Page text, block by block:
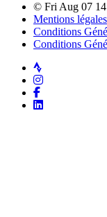
© Fri Aug 07
Mentions légales
Conditions
Conditions
Strava
Instagram
Facebook
LinkedIn